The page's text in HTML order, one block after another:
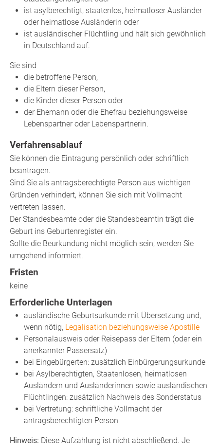
ist asylberechtigt, staatenlos, heimatloser Ausländer
oder heimatlose Ausländerin oder
ist ausländischer Flüchtling und hält sich gewöhnlich
in Deutschland auf.
Sie sind
die betroffene Person,
die Eltern dieser Person,
die Kinder dieser Person oder
der Ehemann oder die Ehefrau beziehungsweise
Lebenspartner oder Lebenspartnerin.
Verfahrensablauf
Sie können die Eintragung persönlich oder schriftlich
beantragen.
Sind Sie als antragsberechtigte Person aus wichtigen
Gründen verhindert, können Sie sich mit Vollmacht
vertreten lassen.
Der Standesbeamte oder die Standesbeamtin trägt die
Geburt ins Geburtenregister ein.
Sollte die Beurkundung nicht möglich sein, werden Sie
umgehend informiert.
Fristen
keine
Erforderliche Unterlagen
ausländische Geburtsurkunde mit Übersetzung und,
wenn nötig, Legalisation beziehungsweise Apostille
Personalausweis oder Reisepass der Eltern (oder ein
anerkannter Passersatz)
bei Eingebürgerten: zusätzlich Einbürgerungsurkunde
bei Asylberechtigten, Staatenlosen, heimatlosen
Ausländern und Ausländerinnen sowie ausländischen
Flüchtlingen: zusätzlich Nachweis des Sonderstatus
bei Vertretung: schriftliche Vollmacht der
antragsberechtigten Person
Hinweis: Diese Aufzählung ist nicht abschließend. Je